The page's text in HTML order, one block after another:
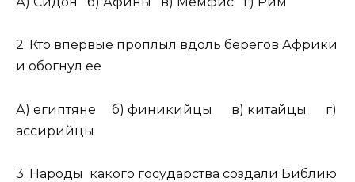
2. Кто впервые проплыл вдоль берегов Африки
и обогнул ее
А) египтяне б) финикийцы в) китайцы г)
ассирийцы
3. Народы какого государства создали Библию